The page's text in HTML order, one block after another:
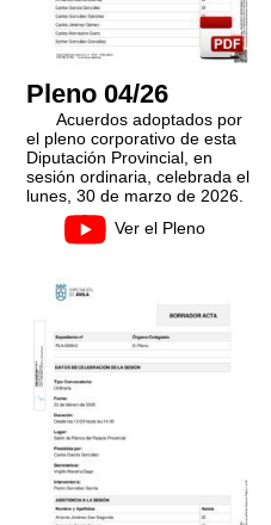
Pleno 04/26
Acuerdos adoptados por
el pleno corporativo de esta
Diputación Provincial, en
sesión ordinaria, celebrada el
lunes, 30 de marzo de 2026.
Ver el Pleno